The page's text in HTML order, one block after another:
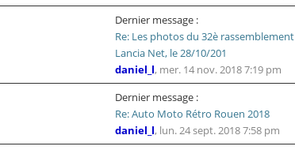
Dernier message :
Re: Les photos du 32è rassemblement
Lancia Net, le 28/10/201
daniel_l, mer. 14 nov. 2018 7:19 pm
Dernier message :
Re: Auto Moto Rétro Rouen 2018
daniel_l, lun. 24 sept. 2018 7:58 pm